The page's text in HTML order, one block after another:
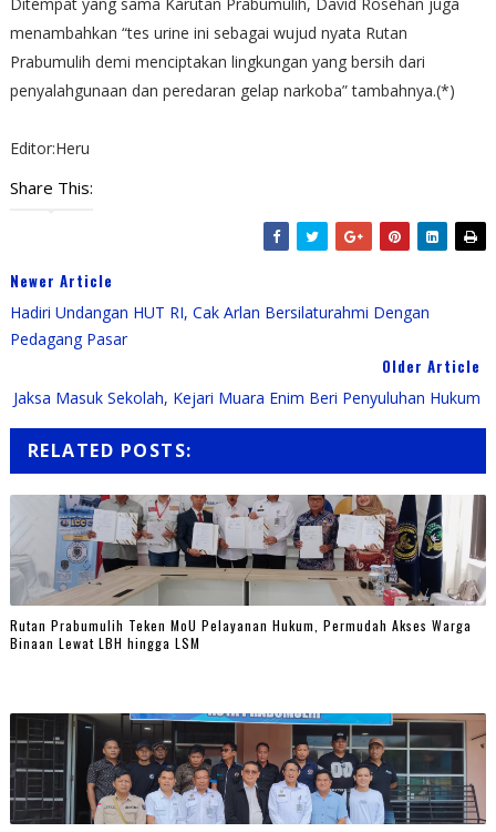
menambahkan “tes urine ini sebagai wujud nyata Rutan
Prabumulih demi menciptakan lingkungan yang bersih dari
penyalahgunaan dan peredaran gelap narkoba” tambahnya.(*)
Editor:Heru
Share This:
Newer Article
Hadiri Undangan HUT RI, Cak Arlan Bersilaturahmi Dengan
Pedagang Pasar
Older Article
Jaksa Masuk Sekolah, Kejari Muara Enim Beri Penyuluhan Hukum
RELATED POSTS:
Rutan Prabumulih Teken MoU Pelayanan Hukum, Permudah Akses Warga
Binaan Lewat LBH hingga LSM